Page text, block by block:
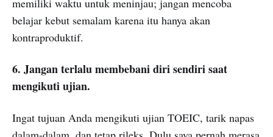
memiliki waktu untuk meninjau; jangan mencoba
belajar kebut semalam karena itu hanya akan
kontraproduktif.
6. Jangan terlalu membebani diri sendiri saat
mengikuti ujian.
Ingat tujuan Anda mengikuti ujian TOEIC, tarik napas